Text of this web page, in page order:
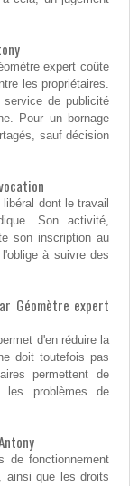
expert coûte
les propriétaires.
de publicité
Pour un bornage
sauf décision
dont le travail
Son activité,
son inscription au
à suivre des
Géomètre expert
d'en réduire la
doit toutefois pas
permettent de
les problèmes de
de fonctionnement
ainsi que les droits